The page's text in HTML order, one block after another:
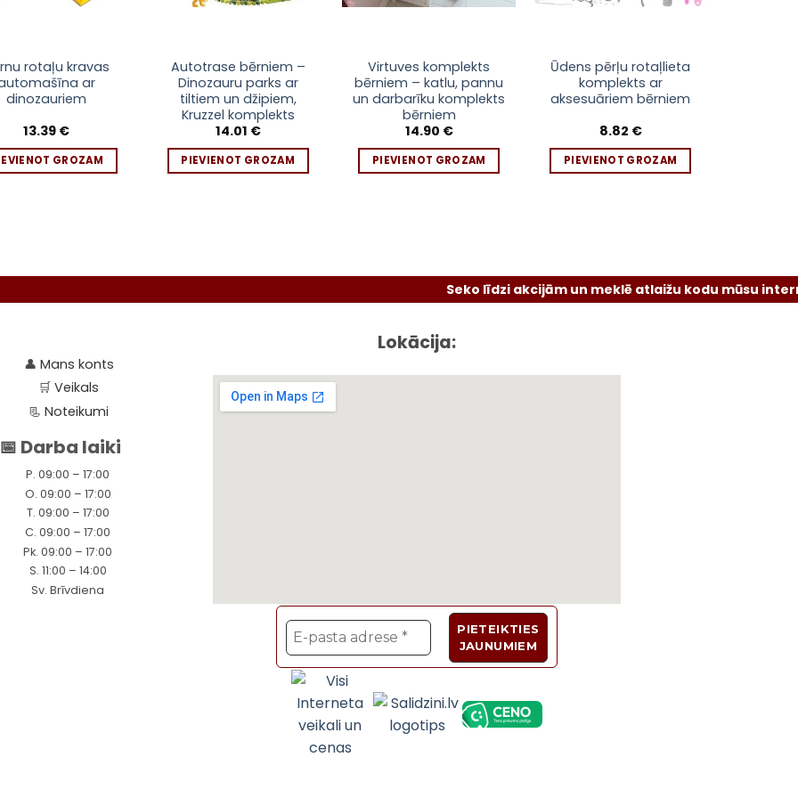
rotaļu kravas
ar
dinozauriem
13.39 €
GROZAM
Autotrase bērniem –
Dinozauru parks ar
tiltiem un džipiem,
Kruzzel komplekts
14.01 €
PIEVIENOT GROZAM
Virtuves komplekts
bērniem – katlu, pannu
un darbarīku komplekts
bērniem
14.90 €
PIEVIENOT GROZAM
Ūdens pērļu rotaļlieta
komplekts ar
aksesuāriem bērniem
8.82 €
PIEVIENOT GROZAM
Seko līdzi akcijām un meklē atlaižu kodu mūsu interneta
👤 Mans konts
🛒Veikals
📃Noteikumi
📅 Darba laiki
P. 09:00 – 17:00
O. 09:00 – 17:00
T. 09:00 – 17:00
C. 09:00 – 17:00
Pk. 09:00 – 17:00
S. 11:00 – 14:00
Sv. Brīvdiena
Lokācija: